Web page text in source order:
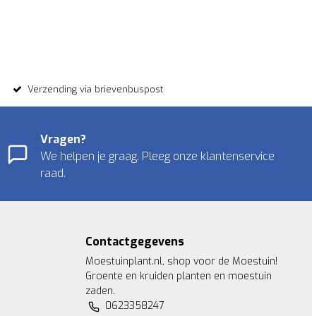
Verzending via brievenbuspost
Vragen?
We helpen je graag. Pleeg onze klantenservice
raad.
Contactgegevens
Moestuinplant.nl, shop voor de Moestuin!
Groente en kruiden planten en moestuin
zaden.
0623358247